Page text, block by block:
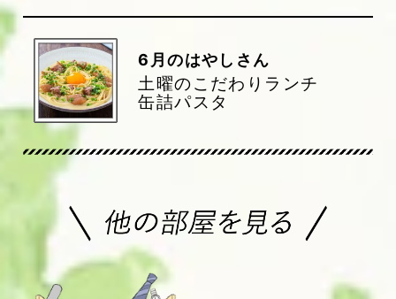
6 月のはやしさん
土曜のこだわりランチ
缶詰パスタ